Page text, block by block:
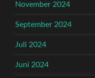
November 2024
September 2024
Juli 2024
Juni 2024